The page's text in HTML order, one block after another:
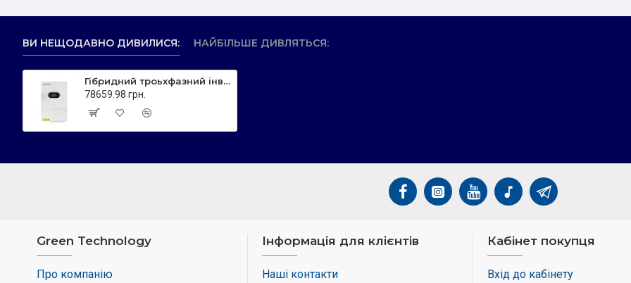
Фази: Трифазна
Вбудовані
змінного струму,
Захист від
ВИ НЕЩОДАВНО ДИВИЛИСЯ: НАЙБІЛЬШЕ ДИВЛЯТЬСЯ:
Гібридний троьхфазний інвертор (Hybrid Inverter) - 20 кВт Sunerise - SUN-20-PD0200G-TPS-EU
78659.98 грн.
Green Technology
Про компанію
Інформація для клієнтів
Наші контакти
Кабінет покупця
Вхід до кабінету